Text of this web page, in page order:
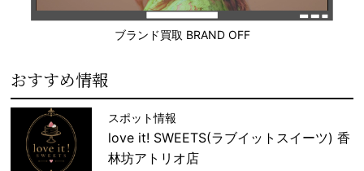
ブランド買取 BRAND OFF
おすすめ情報
スポット情報
love it! SWEETS(ラブイットスイーツ) 香
林坊アトリオ店